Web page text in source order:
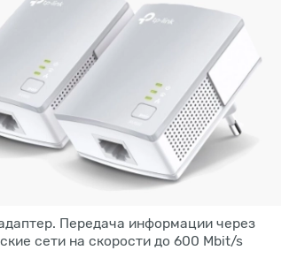
Передача информации через
сети на скорости до 600 Mbit/s